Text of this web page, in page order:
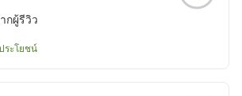
hotel/voice/474?
กผู้รีวิว
ระโยชน์